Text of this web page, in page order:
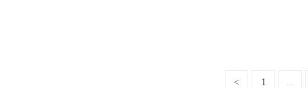
< 1 ...